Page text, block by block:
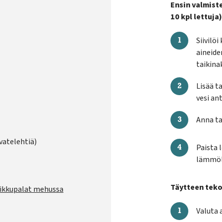
mehussa
Ensin
10 kpl
Siivilöi
Lisää
vesi
Anna
Paista
Täytteen
Valuta